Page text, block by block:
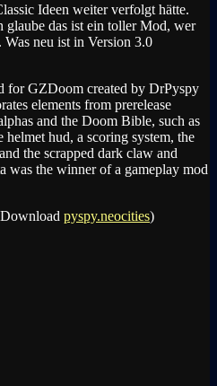
Ideen weiter verfolgt hätte.
glaube das ist ein toller Mod, wer
Was neu ist in Version 3.0
for GZDoom created by DrPyspy
elements from prerelease
and the Doom Bible, such as
hud, a scoring system, the
the scrapped dark claw and
was the winner of a gameplay mod
pyspy.neocities)